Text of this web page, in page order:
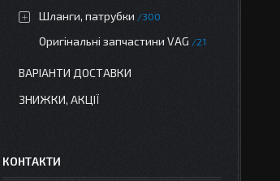
Шланги, патрубки 300
Оригінальні запчастини VAG 21
ВАРІАНТИ ДОСТАВКИ
ЗНИЖКИ, АКЦІЇ
КОНТАКТИ